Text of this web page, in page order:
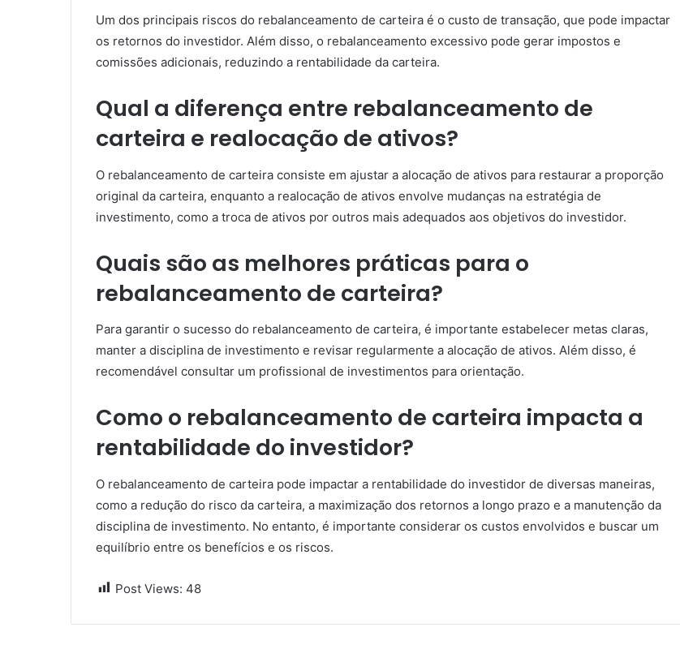
Um dos principais riscos do rebalanceamento de carteira é o custo de transação, que pode impactar
os retornos do investidor. Além disso, o rebalanceamento excessivo pode gerar impostos e
comissões adicionais, reduzindo a rentabilidade da carteira.
Qual a diferença entre rebalanceamento de
carteira e realocação de ativos?
O rebalanceamento de carteira consiste em ajustar a alocação de ativos para restaurar a proporção
original da carteira, enquanto a realocação de ativos envolve mudanças na estratégia de
investimento, como a troca de ativos por outros mais adequados aos objetivos do investidor.
Quais são as melhores práticas para o
rebalanceamento de carteira?
Para garantir o sucesso do rebalanceamento de carteira, é importante estabelecer metas claras,
manter a disciplina de investimento e revisar regularmente a alocação de ativos. Além disso, é
recomendável consultar um profissional de investimentos para orientação.
Como o rebalanceamento de carteira impacta a
rentabilidade do investidor?
O rebalanceamento de carteira pode impactar a rentabilidade do investidor de diversas maneiras,
como a redução do risco da carteira, a maximização dos retornos a longo prazo e a manutenção da
disciplina de investimento. No entanto, é importante considerar os custos envolvidos e buscar um
equilíbrio entre os benefícios e os riscos.
Post Views: 48